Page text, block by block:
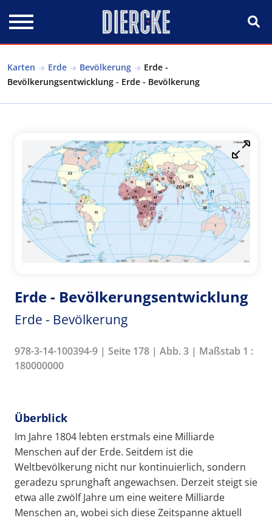
Karten Erde Bevölkerung
Erde -
Bevölkerungsentwicklung - Erde - Bevölkerung
Erde - Bevölkerungsentwicklung
Erde - Bevölkerung
978-3-14-100394-9 | Seite 178 | Abb. 3 | Maßstab 1 :
180000000
Überblick
Im Jahre 1804 lebten erstmals eine Milliarde
Menschen auf der Erde. Seitdem ist die
Weltbevölkerung nicht nur kontinuierlich, sondern
geradezu sprunghaft angewachsen. Derzeit steigt sie
etwa alle zwölf Jahre um eine weitere Milliarde
Menschen an, wobei sich diese Zeitspanne aktuell